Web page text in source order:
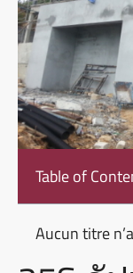
Table of
Aucun titre